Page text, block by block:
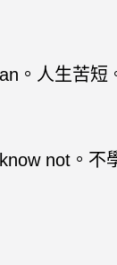
。人生苦短
not。不